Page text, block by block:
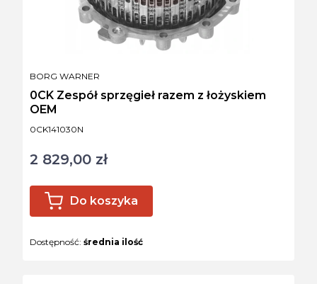
Kod produktu
0CK141030N
0CK Zespół sprzęgieł razem z łożyskiem
OEM
PRODUCENT
BORG WARNER
Cena
2 829,00 zł
Do koszyka
Dostępność: średnia ilość